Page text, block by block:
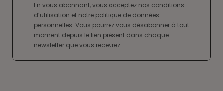
En vous abonnant, vous acceptez nos conditions
d’utilisation et notre politique de données
personnelles. Vous pourrez vous désabonner à tout
moment depuis le lien présent dans chaque
newsletter que vous recevrez.